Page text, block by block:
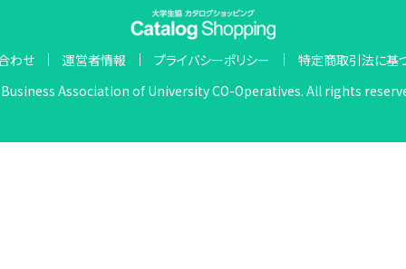
わせ 運営者情報 プライバシーポリシー
特定商取引法に基
Association of University CO-Operatives. All rights